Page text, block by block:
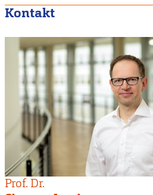
Kontakt
Prof. Dr.